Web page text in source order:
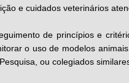
e cuidados veterinários
de princípios e
o uso de modelos
ou colegiados